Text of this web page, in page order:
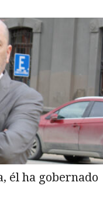
él ha gobernado